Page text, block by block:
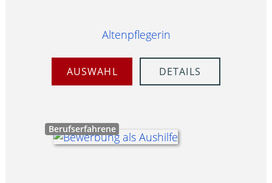
Altenpflegerin
AUSWAHL DETAILS
Berufserfahrene